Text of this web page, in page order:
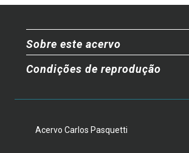
Sobre este acervo
Condições de reprodução
Acervo Carlos Pasquetti